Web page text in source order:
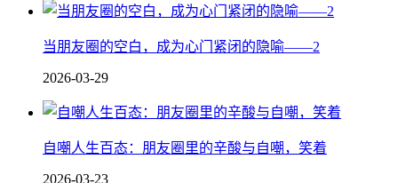
当朋友圈的空白，成为心门紧闭的隐喻——2
2026-03-29
自嘲人生百态：朋友圈里的辛酸与自嘲，笑着
2026-03-23